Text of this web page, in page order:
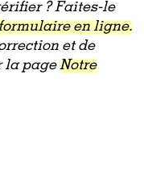
? Faites-le
en ligne.
et de
la pageNotre